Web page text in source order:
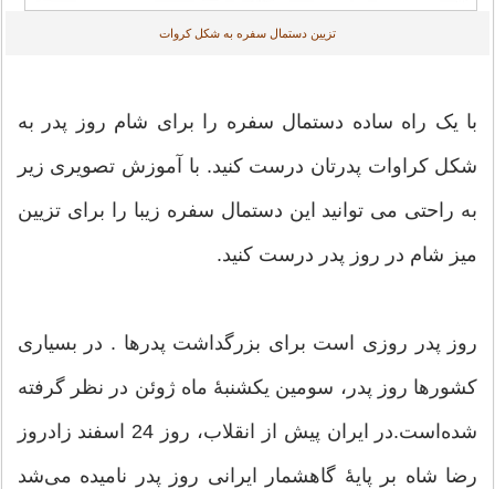
تزیین دستمال سفره به شکل کروات
با یک راه ساده دستمال سفره را برای شام روز پدر به
شکل کراوات پدرتان درست کنید. با آموزش تصویری زیر
به راحتی می توانید این دستمال سفره زیبا را برای تزیین
میز شام در روز پدر درست کنید.
روز پدر روزی است برای بزرگداشت پدرها . در بسیاری
کشورها روز پدر، سومین یکشنبهٔ ماه ژوئن در نظر گرفته
شده‌است.در ایران پیش از انقلاب، روز 24 اسفند زادروز
رضا شاه بر پایهٔ گاهشمار ایرانی روز پدر نامیده می‌شد